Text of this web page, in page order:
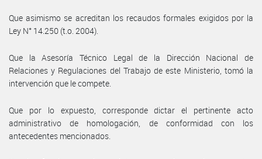
Que asimismo se acreditan los recaudos formales exigidos por la
Ley N° 14.250 (t.o. 2004).
Que la Asesoría Técnico Legal de la Dirección Nacional de
Relaciones y Regulaciones del Trabajo de este Ministerio, tomó la
intervención que le compete.
Que por lo expuesto, corresponde dictar el pertinente acto
administrativo de homologación, de conformidad con los
antecedentes mencionados.